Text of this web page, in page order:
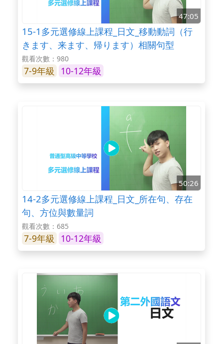
47:05
15-1多元選修線上課程_日文_移動動詞（行
きます、来ます、帰ります）相關句型
觀看次數：980
7-9年級 10-12年級
50:26
14-2多元選修線上課程_日文_所在句、存在
句、方位與數量詞
觀看次數：685
7-9年級 10-12年級